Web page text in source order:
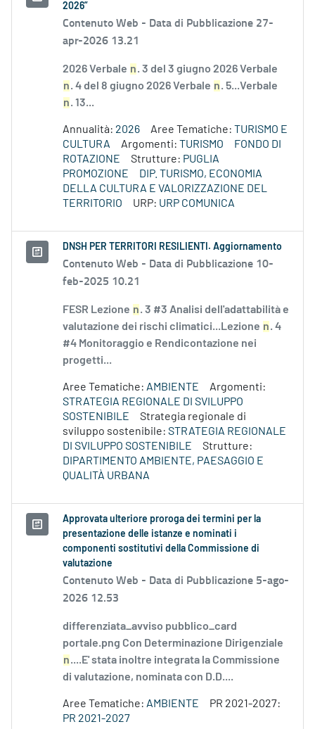
2026”
Contenuto Web - Data di Pubblicazione 27-
apr-2026 13.21
2026 Verbale n. 3 del 3 giugno 2026 Verbale
n. 4 del 8 giugno 2026 Verbale n. 5...Verbale
n. 13...
Annualità: 2026 Aree Tematiche: TURISMO E
CULTURA
Argomenti: TURISMO
FONDO DI
ROTAZIONE
Strutture: PUGLIA
PROMOZIONE
DIP. TURISMO, ECONOMIA
DELLA CULTURA E VALORIZZAZIONE DEL
TERRITORIO
URP: URP COMUNICA
DNSH PER TERRITORI RESILIENTI. Aggiornamento
Contenuto Web - Data di Pubblicazione 10-
feb-2025 10.21
FESR Lezione n. 3 #3 Analisi dell'adattabilità e
valutazione dei rischi climatici...Lezione n. 4
#4 Monitoraggio e Rendicontazione nei
progetti...
Aree Tematiche: AMBIENTE
Argomenti:
STRATEGIA REGIONALE DI SVILUPPO
SOSTENIBILE
Strategia regionale di
sviluppo sostenibile: STRATEGIA REGIONALE
DI SVILUPPO SOSTENIBILE
Strutture:
DIPARTIMENTO AMBIENTE, PAESAGGIO E
QUALITÀ URBANA
Approvata ulteriore proroga dei termini per la
presentazione delle istanze e nominati i
componenti sostitutivi della Commissione di
valutazione
Contenuto Web - Data di Pubblicazione 5-ago-
2026 12.53
differenziata_avviso pubblico_card
portale.png Con Determinazione Dirigenziale
n....E' stata inoltre integrata la Commissione
di valutazione, nominata con D.D....
Aree Tematiche: AMBIENTE
PR 2021-2027:
PR 2021-2027